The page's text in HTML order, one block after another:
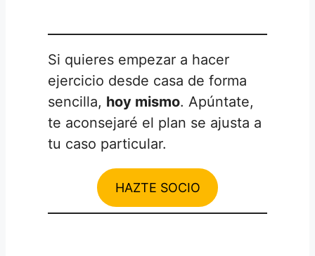
Si quieres empezar a hacer
ejercicio desde casa de forma
sencilla, hoy mismo. Apúntate,
te aconsejaré el plan se ajusta a
tu caso particular.
HAZTE SOCIO